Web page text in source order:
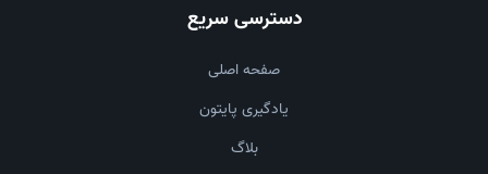
دسترسی سریع
صفحه اصلی
یادگیری پایتون
بلاگ